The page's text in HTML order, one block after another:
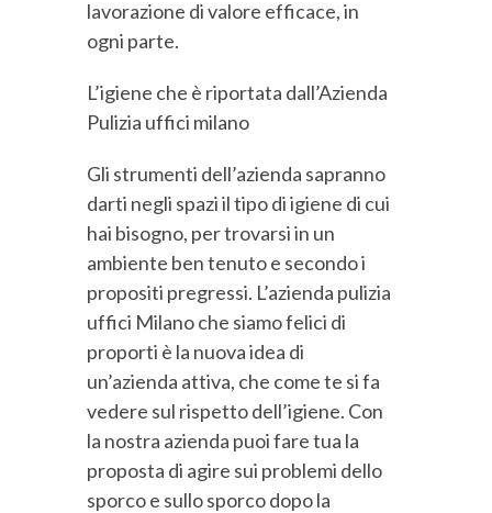
lavorazione di valore efficace, in
ogni parte.
L’igiene che è riportata dall’Azienda
Pulizia uffici milano
Gli strumenti dell’azienda sapranno
darti negli spazi il tipo di igiene di cui
hai bisogno, per trovarsi in un
ambiente ben tenuto e secondo i
propositi pregressi. L’azienda pulizia
uffici Milano che siamo felici di
proporti è la nuova idea di
un’azienda attiva, che come te si fa
vedere sul rispetto dell’igiene. Con
la nostra azienda puoi fare tua la
proposta di agire sui problemi dello
sporco e sullo sporco dopo la